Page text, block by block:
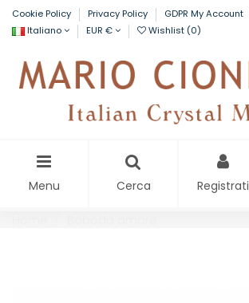
Cookie Policy Privacy Policy
GDPR My Account
Italiano
EUR € Wishlist (0)
Menu Cerca Registrati